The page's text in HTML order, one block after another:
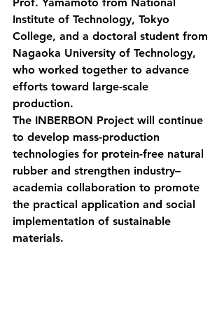
Institute of Technology, Tokyo
College, and a doctoral student from
Nagaoka University of Technology,
who worked together to advance
efforts toward large-scale
production.
The INBERBON Project will continue
to develop mass-production
technologies for protein-free natural
rubber and strengthen industry–
academia collaboration to promote
the practical application and social
implementation of sustainable
materials.